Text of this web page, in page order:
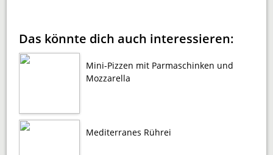
Das könnte dich auch interessieren:
Mini-Pizzen mit Parmaschinken und
Mozzarella
Mediterranes Rührei